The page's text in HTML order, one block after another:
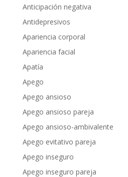
Anticipación negativa
Antidepresivos
Apariencia corporal
Apariencia facial
Apatía
Apego
Apego ansioso
Apego ansioso pareja
Apego ansioso-ambivalente
Apego evitativo pareja
Apego inseguro
Apego inseguro pareja